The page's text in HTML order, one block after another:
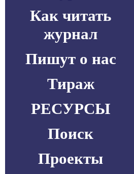
Как читать
журнал
Пишут о нас
Тираж
РЕСУРСЫ
Поиск
Проекты